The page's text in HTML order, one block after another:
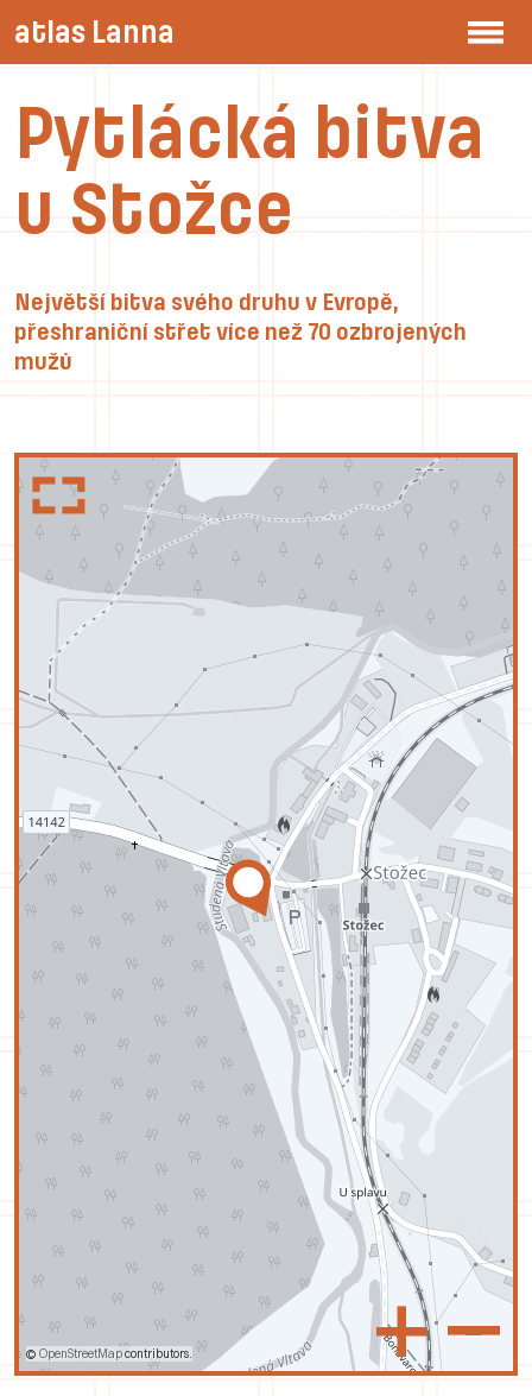
atlas Lanna
Pytlácká bitva
u Stožce
Největší bitva svého druhu v Evropě,
přeshraniční střet více než 70 ozbrojených
mužů
+ –
© OpenStreetMapcontributors.